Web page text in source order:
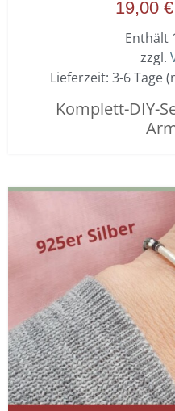
19,00 €
Enthält
zzgl.
Lieferzeit: 3-6 Tage
Komplett-DIY-